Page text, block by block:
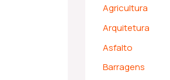
Agricultura
Arquitetura
Asfalto
Barragens